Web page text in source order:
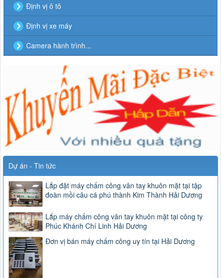
Định vị ô tô
Định vị xe máy
Camera hành trình...
Dự án - Tin tức
Lắp đặt máy chấm công vân tay khuôn mặt tại tập
đoàn mồi câu cá phú thành Kim Thành Hải Dương
Lắp máy chấm công vân tay khuôn mặt tại công ty
Phúc Khánh Chí Linh Hải Dương
Đơn vị bán máy chấm công uy tín tại Hải Dương